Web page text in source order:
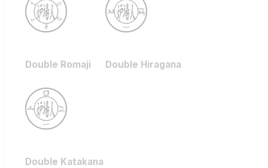
Double Romaji Double Hiragana
Double Katakana